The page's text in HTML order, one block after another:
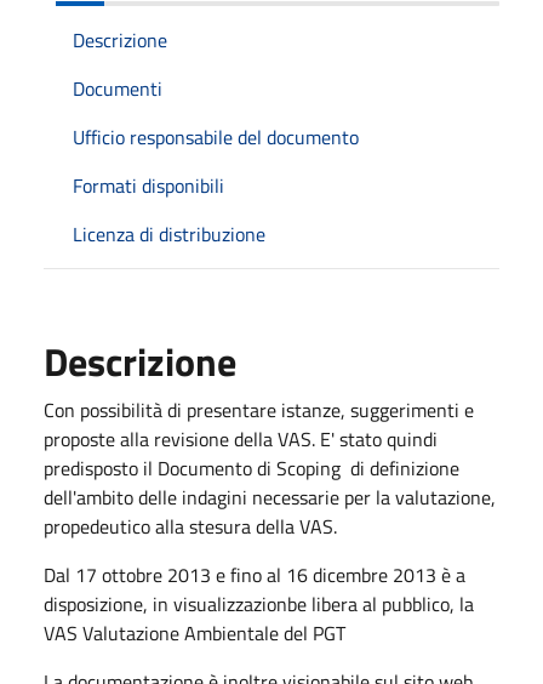
Descrizione
Documenti
Ufficio responsabile del documento
Formati disponibili
Licenza di distribuzione
Descrizione
Con possibilità di presentare istanze, suggerimenti e
proposte alla revisione della VAS. E' stato quindi
predisposto il Documento di Scoping di definizione
dell'ambito delle indagini necessarie per la valutazione,
propedeutico alla stesura della VAS.
Dal 17 ottobre 2013 e fino al 16 dicembre 2013 è a
disposizione, in visualizzazionbe libera al pubblico, la
VAS Valutazione Ambientale del PGT